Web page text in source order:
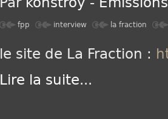
fpp interview la fraction
le site de La Fraction :
Lire la suite...